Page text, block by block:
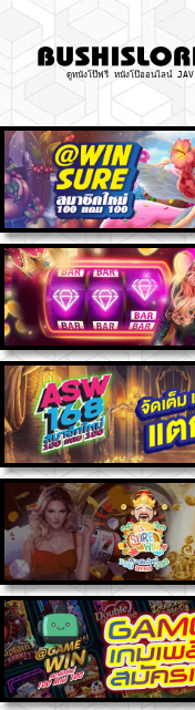
ดูหนังโป๊ฟรี หนังโป๊ออนไลน์ JAV